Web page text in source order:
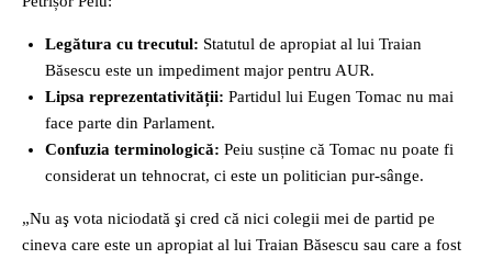
Legătura cu trecutul: Statutul de apropiat al lui Traian
Băsescu este un impediment major pentru AUR.
Lipsa reprezentativității: Partidul lui Eugen Tomac nu mai
face parte din Parlament.
Confuzia terminologică: Peiu susține că Tomac nu poate fi
considerat un tehnocrat, ci este un politician pur-sânge.
„Nu aş vota niciodată şi cred că nici colegii mei de partid pe
cineva care este un apropiat al lui Traian Băsescu sau care a fost